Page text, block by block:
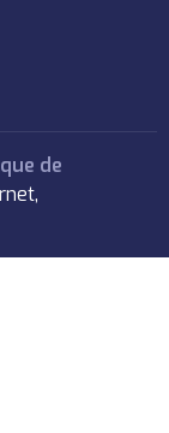
de